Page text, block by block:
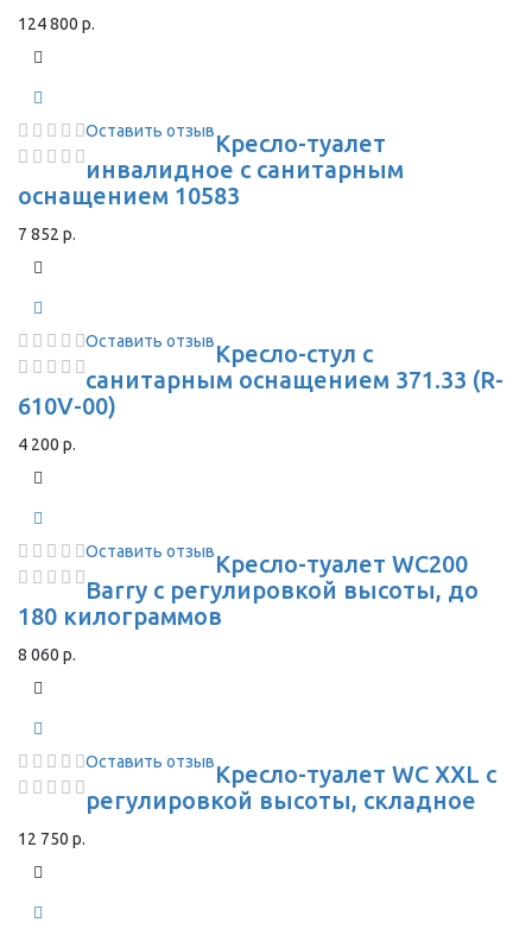
124 800 р.
Оставить отзывКресло-туалет
инвалидное с санитарным
оснащением 10583
7 852 р.
Оставить отзывКресло-стул с
санитарным оснащением 371.33 (R-
610V-00)
4 200 р.
Оставить отзывКресло-туалет WC200
Barry с регулировкой высоты, до
180 килограммов
8 060 р.
Оставить отзывКресло-туалет WC XXL с
регулировкой высоты, складное
12 750 р.